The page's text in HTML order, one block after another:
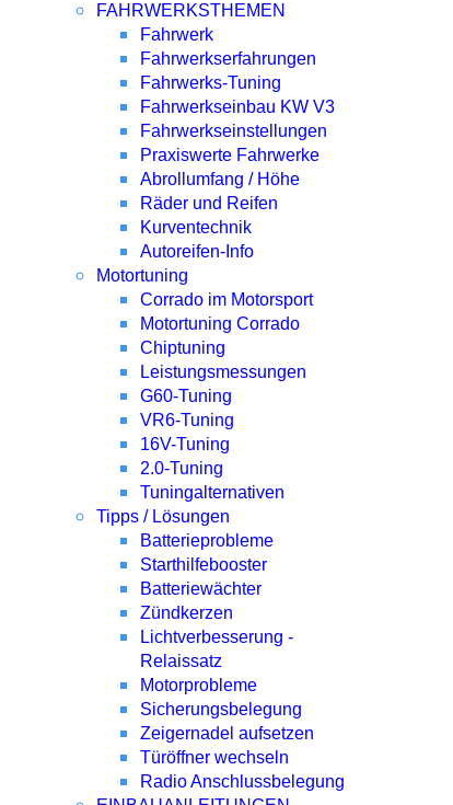
FAHRWERKSTHEMEN
Fahrwerk
Fahrwerkserfahrungen
Fahrwerks-Tuning
Fahrwerkseinbau KW V3
Fahrwerkseinstellungen
Praxiswerte Fahrwerke
Abrollumfang / Höhe
Räder und Reifen
Kurventechnik
Autoreifen-Info
Motortuning
Corrado im Motorsport
Motortuning Corrado
Chiptuning
Leistungsmessungen
G60-Tuning
VR6-Tuning
16V-Tuning
2.0-Tuning
Tuningalternativen
Tipps / Lösungen
Batterieprobleme
Starthilfebooster
Batteriewächter
Zündkerzen
Lichtverbesserung -
Relaissatz
Motorprobleme
Sicherungsbelegung
Zeigernadel aufsetzen
Türöffner wechseln
Radio Anschlussbelegung